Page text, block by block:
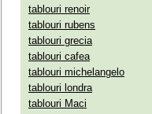
tablouri renoir
tablouri rubens
tablouri grecia
tablouri cafea
tablouri michelangelo
tablouri londra
tablouri Maci